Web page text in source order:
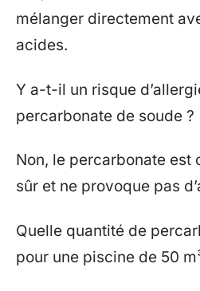
mélanger directement
acides.
Y a-t-il un risque
percarbonate de soude ?
Non, le percarbonate est
sûr et ne provoque pas
Quelle quantité de
pour une piscine de 50